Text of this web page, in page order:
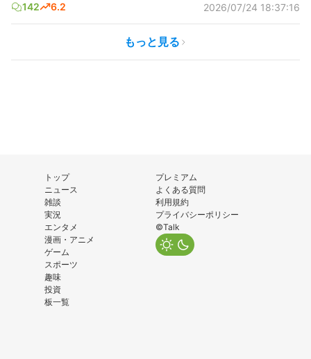
142
6.2 2026/07/24 18:37:16
もっと見る
トップ
ニュース
雑談
実況
エンタメ
漫画・アニメ
ゲーム
スポーツ
趣味
投資
板一覧
プレミアム
よくある質問
利用規約
プライバシーポリシー
©Talk